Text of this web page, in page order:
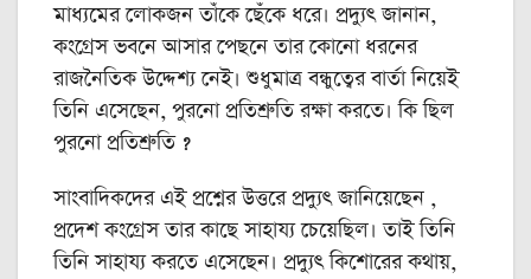
মাধ্যমের লোকজন তাঁকে ছেঁকে ধরে। প্রদ্যুৎ জানান,
কংগ্রেস ভবনে আসার পেছনে তার কোনো ধরনের
রাজনৈতিক উদ্দেশ্য নেই। শুধুমাত্র বন্ধুত্বের বার্তা নিয়েই
তিনি এসেছেন, পুরনো প্রতিশ্রুতি রক্ষা করতে। কি ছিল
পুরনো প্রতিশ্রুতি ?
সাংবাদিকদের এই প্রশ্নের উত্তরে প্রদ্যুৎ জানিয়েছেন ,
প্রদেশ কংগ্রেস তার কাছে সাহায্য চেয়েছিল। তাই তিনি
তিনি সাহায্য করতে এসেছেন। প্রদ্যুৎ কিশোরের কথায়,